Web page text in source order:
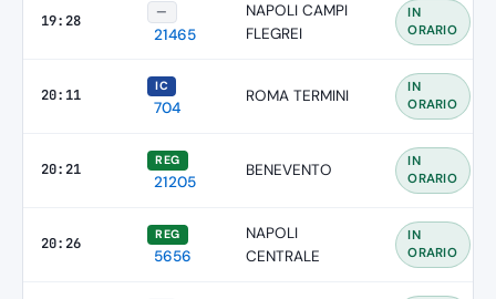
19:28
—
21465
NAPOLI CAMPI
FLEGREI
IN
ORARIO
20:11
IC
704
ROMA TERMINI
IN
ORARIO
20:21
REG
21205
BENEVENTO
IN
ORARIO
20:26
REG
5656
NAPOLI
CENTRALE
IN
ORARIO